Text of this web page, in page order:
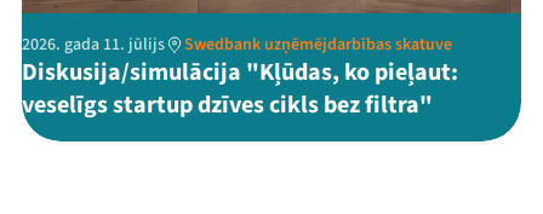
2026. gada 11. jūlijs Swedbank uzņēmējdarbības skatuve
Diskusija/simulācija "Kļūdas, ko pieļaut:
veselīgs startup dzīves cikls bez filtra"